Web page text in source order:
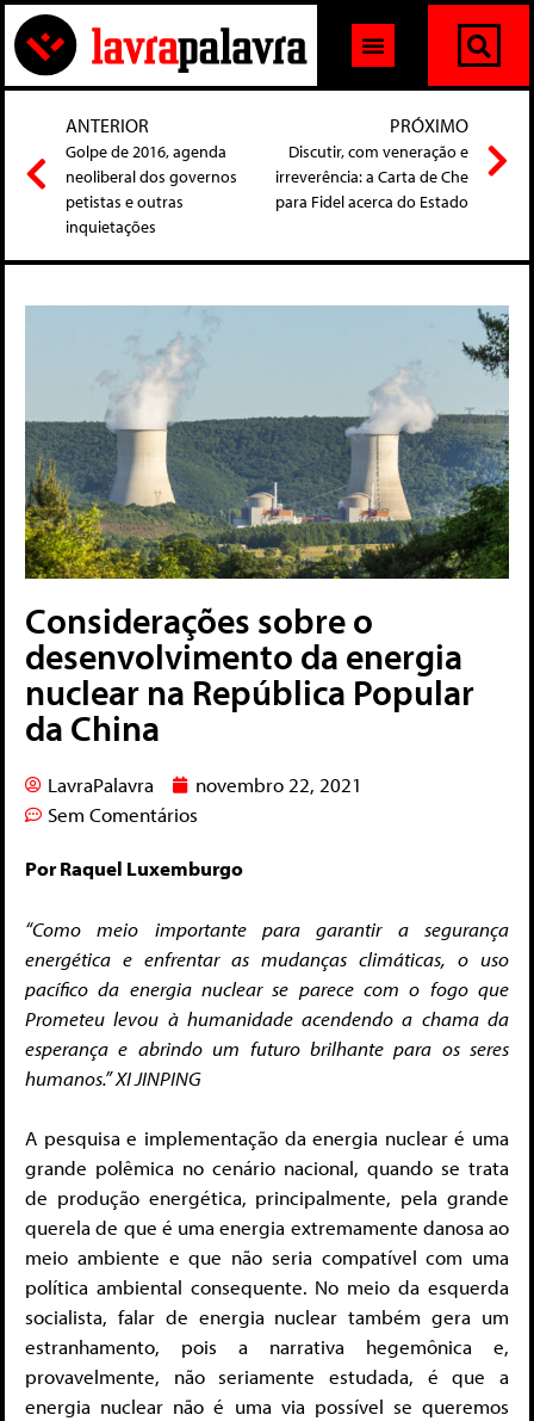
ANTERIOR
Golpe de 2016, agenda
neoliberal dos governos
petistas e outras
inquietações
PRÓXIMO
Discutir, com veneração e
irreverência: a Carta de Che
para Fidel acerca do Estado
Considerações sobre o
desenvolvimento da energia
nuclear na República Popular
da China
LavraPalavra
novembro 22, 2021
Sem Comentários
Por Raquel Luxemburgo
“Como meio importante para garantir a segurança
energética e enfrentar as mudanças climáticas, o uso
pacífico da energia nuclear se parece com o fogo que
Prometeu levou à humanidade acendendo a chama da
esperança e abrindo um futuro brilhante para os seres
humanos.” XI JINPING
A pesquisa e implementação da energia nuclear é uma
grande polêmica no cenário nacional, quando se trata
de produção energética, principalmente, pela grande
querela de que é uma energia extremamente danosa ao
meio ambiente e que não seria compatível com uma
política ambiental consequente. No meio da esquerda
socialista, falar de energia nuclear também gera um
estranhamento, pois a narrativa hegemônica e,
provavelmente, não seriamente estudada, é que a
energia nuclear não é uma via possível se queremos